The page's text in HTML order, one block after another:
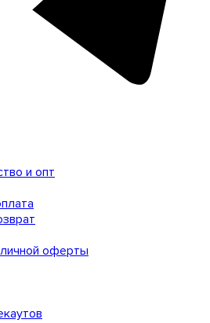
и опт
оферты